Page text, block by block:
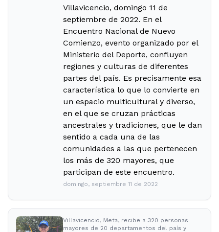
Villavicencio, domingo 11 de
septiembre de 2022. En el
Encuentro Nacional de Nuevo
Comienzo, evento organizado por el
Ministerio del Deporte, confluyen
regiones y culturas de diferentes
partes del país. Es precisamente esa
característica lo que lo convierte en
un espacio multicultural y diverso,
en el que se cruzan prácticas
ancestrales y tradiciones, que le dan
sentido a cada una de las
comunidades a las que pertenecen
los más de 320 mayores, que
participan de este encuentro.
domingo, septiembre 11 de 2022
Villavicencio, Meta, recibe a 320 personas
mayores de 20 departamentos del país y